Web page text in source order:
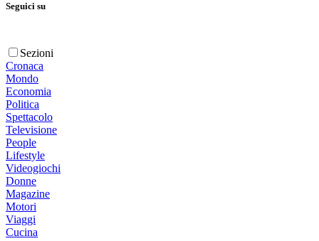
Seguici su
Sezioni
Cronaca
Mondo
Economia
Politica
Spettacolo
Televisione
People
Lifestyle
Videogiochi
Donne
Magazine
Motori
Viaggi
Cucina